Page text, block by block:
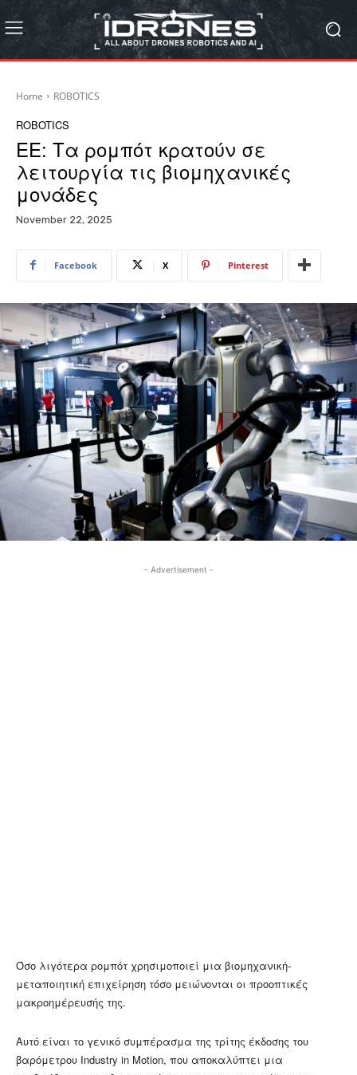
Home ROBOTICS
ROBOTICS
ΕΕ: Τα ρομπότ κρατούν σε
λειτουργία τις βιομηχανικές
μονάδες
November 22, 2025
Facebook X Pinterest
- Advertisement -
Όσο λιγότερα ρομπότ χρησιμοποιεί μια βιομηχανική-
μεταποιητική επιχείρηση τόσο μειώνονται οι προοπτικές
μακροημέρευσής της.
Αυτό είναι το γενικό συμπέρασμα της τρίτης έκδοσης του
βαρόμετρου Industry in Motion, που αποκαλύπτει μια